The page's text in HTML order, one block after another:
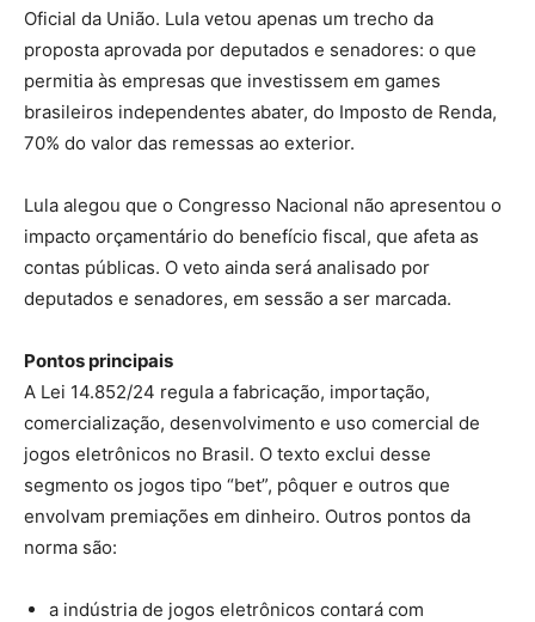
Oficial da União. Lula vetou apenas um trecho da
proposta aprovada por deputados e senadores: o que
permitia às empresas que investissem em games
brasileiros independentes abater, do Imposto de Renda,
70% do valor das remessas ao exterior.
Lula alegou que o Congresso Nacional não apresentou o
impacto orçamentário do benefício fiscal, que afeta as
contas públicas. O veto ainda será analisado por
deputados e senadores, em sessão a ser marcada.
Pontos principais
A Lei 14.852/24 regula a fabricação, importação,
comercialização, desenvolvimento e uso comercial de
jogos eletrônicos no Brasil. O texto exclui desse
segmento os jogos tipo “bet”, pôquer e outros que
envolvam premiações em dinheiro. Outros pontos da
norma são:
a indústria de jogos eletrônicos contará com